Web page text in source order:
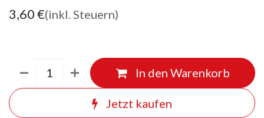
3,60€(inkl. Steuern)
In den Warenkorb
Jetzt kaufen